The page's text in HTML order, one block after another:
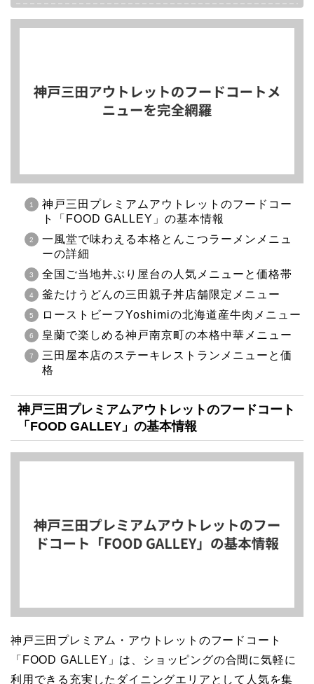
神戸三田プレミアムアウトレットのフードコー
ト「FOOD GALLEY」の基本情報
一風堂で味わえる本格とんこつラーメンメニュ
ーの詳細
全国ご当地丼ぶり屋台の人気メニューと価格帯
釜たけうどんの三田親子丼店舗限定メニュー
ローストビーフYoshimiの北海道産牛肉メニュー
皇蘭で楽しめる神戸南京町の本格中華メニュー
三田屋本店のステーキレストランメニューと価
格
神戸三田プレミアムアウトレットのフードコート
「FOOD GALLEY」の基本情報
神戸三田プレミアム・アウトレットのフードコート
「FOOD GALLEY」は、ショッピングの合間に気軽に
利用できる充実したダイニングエリアとして人気を集